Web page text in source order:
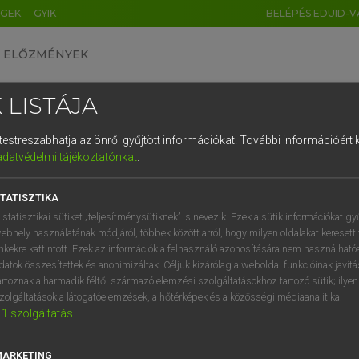
GYIK BELÉPÉS EDUID-
ELŐZMÉNYEK
szótár
VAN ELŐFIZETÉSED?
megtekintéséhez.
LISTÁJA
az önről gyűjtött információkat. További információért
tájékoztatónkat.
statisztikai sütiket „teljesítménysütiknek” is nevezik. Ezek a sütik információkat
használatának módjáról, többek között arról, hogy milyen oldalakat keresett
kattintott. Ezek az információk a felhasználó azonosítására nem
összesítettek és anonimizáltak. Céljuk kizárólag a weboldal funkcióinak
a harmadik féltől származó elemzési szolgáltatásokhoz tartozó sütik;
a látogatóelemzések, a hőtérképek és a közösségi médiaanalitika.
1 szolgáltatás
DE CN FR ES IT NL
1 2 3 4 5 6 7 8 9
q w e r t z u i
a s d f g h j k l é
í y x c v b n m , .